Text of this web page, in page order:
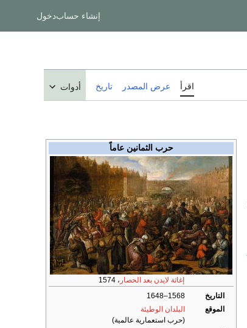
إنشاء حسابدخول
اقرأ عرض المصدر تاريخ أدوات
حرب الثمانين عاماً
إغاثة لايدن بعد الحصار ، 1574
التاريخ
1568–1648
الموقع
البلدان الوطيئة
(حرب استعمارية عالمية)